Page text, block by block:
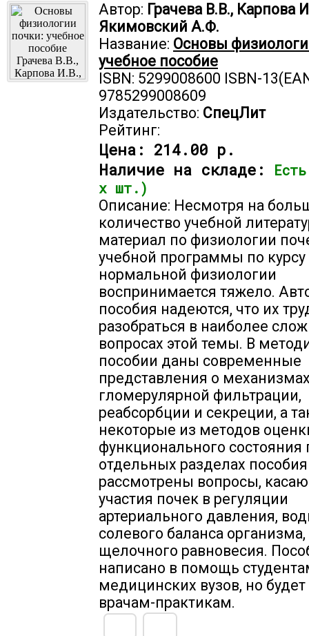
Автор: Грачева В.В., Карпова
Якимовский А.Ф.
Название: Основы
учебное пособие
ISBN: 5299008600 ISBN-
9785299008609
Издательство: СпецЛит
Рейтинг:
Цена: 214.00 р.
Наличие на складе:
х шт.)
Описание: Несмотря на
количество учебной
материал по физиологии
учебной программы по курсу
нормальной физиологии
воспринимается тяжело.
пособия надеются, что их
разобраться в наиболее
вопросах этой темы. В
пособии даны современные
представления о
гломерулярной фильтрации,
реабсорбции и секреции, а
некоторые из методов
функционального состояния
отдельных разделах пособия
рассмотрены вопросы,
участия почек в регуляции
артериального давления,
солевого баланса
щелочного равновесия.
написано в помощь
медицинских вузов, но
врачам-практикам.